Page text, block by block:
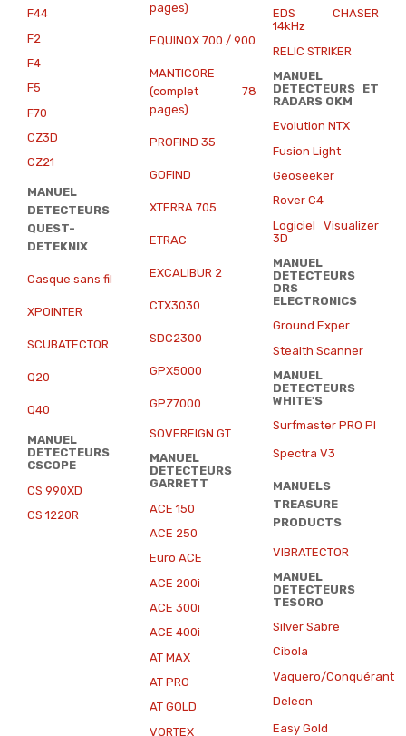
F44
F2
F4
F5
F70
CZ3D
CZ21
MANUEL
DETECTEURS
QUEST-
DETEKNIX
Casque sans fil
XPOINTER
SCUBATECTOR
Q20
Q40
MANUEL
DETECTEURS
CSCOPE
CS 990XD
CS 1220R
pages)
EQUINOX 700 / 900
MANTICORE
(complet 78
pages)
PROFIND 35
GOFIND
XTERRA 705
ETRAC
EXCALIBUR 2
CTX3030
SDC2300
GPX5000
GPZ7000
SOVEREIGN GT
MANUEL
DETECTEURS
GARRETT
ACE 150
ACE 250
Euro ACE
ACE 200i
ACE 300i
ACE 400i
AT MAX
AT PRO
AT GOLD
VORTEX
EDS CHASER
14kHz
RELIC STRIKER
MANUEL
DETECTEURS ET
RADARS OKM
Evolution NTX
Fusion Light
Geoseeker
Rover C4
Logiciel Visualizer
3D
MANUEL
DETECTEURS
DRS
ELECTRONICS
Ground Exper
Stealth Scanner
MANUEL
DETECTEURS
WHITE'S
Surfmaster PRO PI
Spectra V3
MANUELS
TREASURE
PRODUCTS
VIBRATECTOR
MANUEL
DETECTEURS
TESORO
Silver Sabre
Cibola
Vaquero/Conquérant
Deleon
Easy Gold